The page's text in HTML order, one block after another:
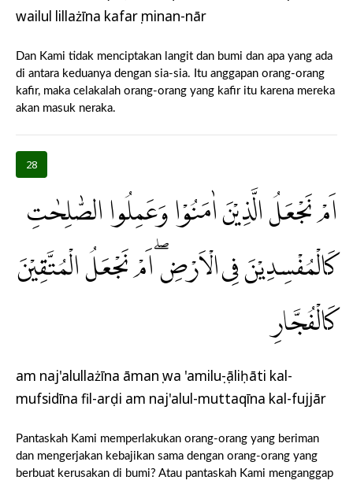
wailul lillażīna kafarụ minan-nār
Dan Kami tidak menciptakan langit dan bumi dan apa yang ada
di antara keduanya dengan sia-sia. Itu anggapan orang-orang
kafir, maka celakalah orang-orang yang kafir itu karena mereka
akan masuk neraka.
28
اَمْ نَجْعَلُ الَّذِيْنَ اٰمَنُوْا وَعَمِلُوا الصّٰلِحٰتِ
كَالْمُفْسِدِيْنَ فِى الْاَرْضِۖ اَمْ نَجْعَلُ الْمُتَّقِيْنَ
كَالْفُجَّارِ
am naj'alullażīna āmanụ wa 'amiluṣ-ṣāliḥāti kal-
mufsidīna fil-arḍi am naj'alul-muttaqīna kal-fujjār
Pantaskah Kami memperlakukan orang-orang yang beriman
dan mengerjakan kebajikan sama dengan orang-orang yang
berbuat kerusakan di bumi? Atau pantaskah Kami menganggap